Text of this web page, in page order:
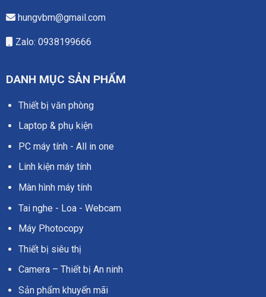
hungvbm@gmail.com
Zalo: 0938199666
DANH MỤC SẢN PHẨM
Thiết bị văn phòng
Laptop & phụ kiện
PC máy tính - All in one
Linh kiện máy tính
Màn hình máy tính
Tai nghe - Loa - Webcam
Máy Photocopy
Thiết bị siêu thị
Camera – Thiết bị An ninh
Sản phẩm khuyến mãi